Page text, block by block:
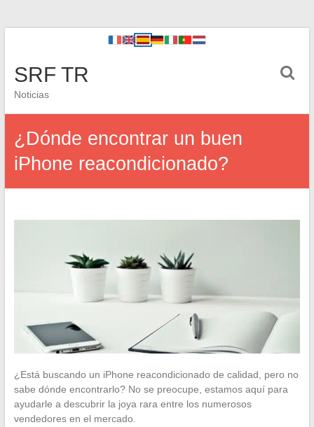
SRF TR
Noticias
¿Dónde encontrar un buen
iPhone reacondicionado?
¿Está buscando un iPhone reacondicionado de calidad, pero no
sabe dónde encontrarlo? No se preocupe, estamos aquí para
ayudarle a descubrir la joya rara entre los numerosos
vendedores en el mercado.